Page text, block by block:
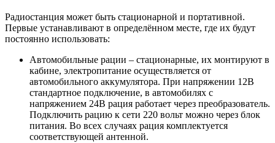
Радиостанция может быть стационарной и портативной.
Первые устанавливают в определённом месте, где их будут
постоянно использовать:
Автомобильные рации – стационарные, их монтируют в
кабине, электропитание осуществляется от
автомобильного аккумулятора. При напряжении 12В
стандартное подключение, в автомобилях с
напряжением 24В рация работает через преобразователь.
Подключить рацию к сети 220 вольт можно через блок
питания. Во всех случаях рация комплектуется
соответствующей антенной.